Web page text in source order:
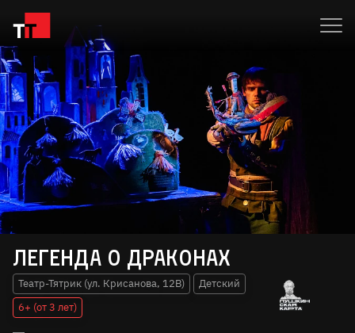
Легенда о драконах
Театр-Тятрик (ул. Крисанова, 12В)
Детский
6+ (от 3 лет)